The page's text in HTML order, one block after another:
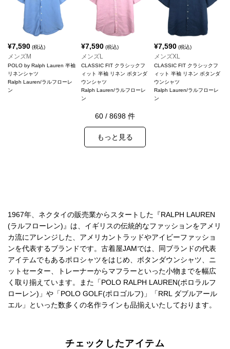
¥7,590 (税込)
メンズM
POLO by Ralph Lauren 半袖
リネンシャツ
Ralph Lauren/ラルフローレ
ン
¥7,590(税込)
メンズL
CLASSIC FIT クラシックフ
ィット 半袖 リネン ボタンダ
ウンシャツ
Ralph Lauren/ラルフローレ
ン
¥7,590 (税込)
メンズXL
CLASSIC FIT クラシックフ
ィット 半袖 リネン ボタンダ
ウンシャツ
Ralph Lauren/ラルフローレ
ン
60 / 8698 件
もっと見る
1967年、ネクタイの販売業からスタートした『RALPH LAUREN
(ラルフローレン)』は、イギリスの伝統的なファッションをアメリ
カ流にアレンジした、アメリカントラッドやアイビーファッショ
ンを代表するブランドです。古着屋JAMでは、同ブランドの代表
アイテムでもあるポロシャツをはじめ、ボタンダウンシャツ、ニ
ットセーター、トレーナーからマフラーといった小物までを幅広
く取り揃えています。また「POLO RALPH LAUREN(ポロラルフ
ローレン)」や「POLO GOLF(ポロゴルフ)」「RRL ダブルアール
エル」といった数多くの名作ラインも品揃えいたしております。
チェックしたアイテム